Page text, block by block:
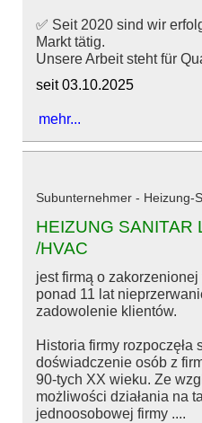
✅ Seit 2020 sind wir
Markt tätig.
Unsere Arbeit steht für
seit 03.10.2025
mehr...
Subunternehmer - Heizung-
HEIZUNG SANITAR
/HVAC
jest firmą o
ponad 11 lat
zadowolenie klientów.
Historia firmy rozpoczęła
doświadczenie osób z
90-tych XX wieku. Ze
możliwości działania na
jednoosobowej firmy ....